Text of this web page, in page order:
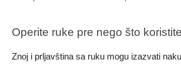
Operite ruke pre nego što
Znoj i prljavština sa ruku mogu izazvati